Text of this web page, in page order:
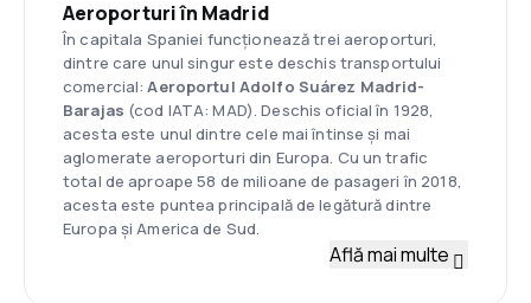
Aeroporturi în Madrid
În capitala Spaniei funcționează trei aeroporturi,
dintre care unul singur este deschis transportului
comercial:Aeroportul Adolfo Suárez Madrid-
Barajas (cod IATA: MAD). Deschis oficial în 1928,
acesta este unul dintre cele mai întinse și mai
aglomerate aeroporturi din Europa. Cu un trafic
total de aproape 58 de milioane de pasageri în 2018,
acesta este puntea principală de legătură dintre
Europa și America de Sud.
Află mai multe